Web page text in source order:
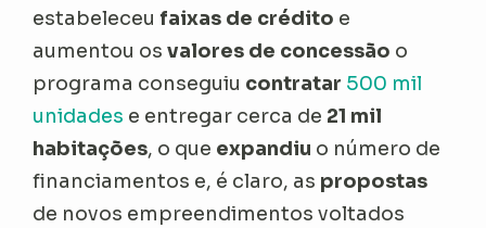
estabeleceufaixas de crédito e
aumentou osvalores de concessão o
programa conseguiu contratar 500 mil
unidades e entregar cerca de 21 mil
habitações, o que expandiu o número de
financiamentos e, é claro, as propostas
de novos empreendimentos voltados